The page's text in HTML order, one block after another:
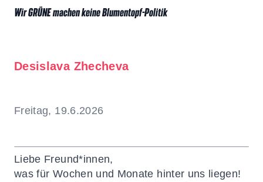
Wir GRÜNE machen keine Blumentopf-Politik
Desislava Zhecheva
Freitag, 19.6.2026
Liebe Freund*innen,
was für Wochen und Monate hinter uns liegen!